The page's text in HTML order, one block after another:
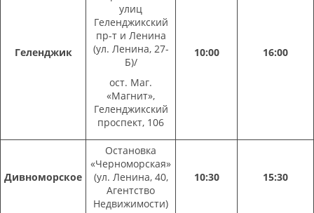
Геленджик
улиц
Геленджикский
пр-т и Ленина
(ул. Ленина, 27-
Б)/
ост. Маг.
«Магнит»,
Геленджикский
проспект, 106
10:00 16:00
Дивноморское
Остановка
«Черноморская»
(ул. Ленина, 40,
Агентство
Недвижимости)
10:30 15:30